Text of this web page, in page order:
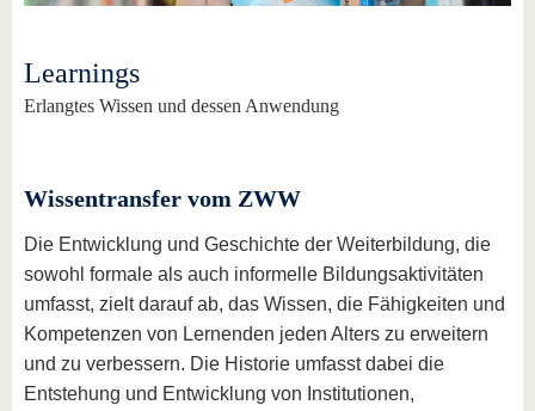
Learnings
Erlangtes Wissen und dessen Anwendung
Wissentransfer vom ZWW
Die Entwicklung und Geschichte der Weiterbildung, die
sowohl formale als auch informelle Bildungsaktivitäten
umfasst, zielt darauf ab, das Wissen, die Fähigkeiten und
Kompetenzen von Lernenden jeden Alters zu erweitern
und zu verbessern. Die Historie umfasst dabei die
Entstehung und Entwicklung von Institutionen,